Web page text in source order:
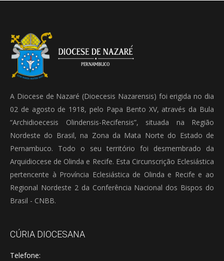
A Diocese de Nazaré (Dioecesis Nazarensis) foi erigida no dia
02 de agosto de 1918, pelo Papa Bento XV, através da Bula
“Archidioecesis Olindensis-Recifensis”, situada na Região
Nordeste do Brasil, na Zona da Mata Norte do Estado de
Pernambuco. Todo o seu território foi desmembrado da
Arquidiocese de Olinda e Recife. Esta Circunscrição Eclesiástica
pertencente à Província Eclesiástica de Olinda e Recife e ao
Regional Nordeste 2 da Conferência Nacional dos Bispos do
Brasil - CNBB.
CÚRIA DIOCESANA
Telefone: